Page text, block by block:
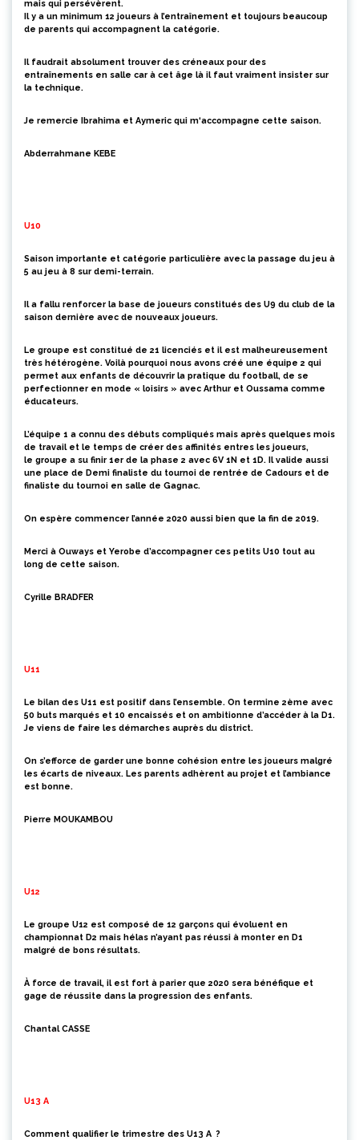
mais qui persévèrent.
Il y a un minimum 12 joueurs à l’entraînement et toujours beaucoup
de parents qui accompagnent la catégorie.
Il faudrait absolument trouver des créneaux pour des
entraînements en salle car à cet âge là il faut vraiment insister sur
la technique.
Je remercie Ibrahima et Aymeric qui m‘accompagne cette saison.
Abderrahmane KEBE
U10
Saison importante et catégorie particulière avec la passage du jeu à
5 au jeu à 8 sur demi-terrain.
Il a fallu renforcer la base de joueurs constitués des U9 du club de la
saison dernière avec de nouveaux joueurs.
Le groupe est constitué de 21 licenciés et il est malheureusement
très hétérogène. Voilà pourquoi nous avons créé une équipe 2 qui
permet aux enfants de découvrir la pratique du football, de se
perfectionner en mode « loisirs » avec Arthur et Oussama comme
éducateurs.
L’équipe 1 a connu des débuts compliqués mais après quelques mois
de travail et le temps de créer des affinités entres les joueurs,
le groupe a su finir 1er de la phase 2 avec 6V 1N et 1D. Il valide aussi
une place de Demi finaliste du tournoi de rentrée de Cadours et de
finaliste du tournoi en salle de Gagnac.
On espère commencer l’année 2020 aussi bien que la fin de 2019.
Merci à Ouways et Yerobe d’accompagner ces petits U10 tout au
long de cette saison.
Cyrille BRADFER
U11
Le bilan des U11 est positif dans l’ensemble. On termine 2ème avec
50 buts marqués et 10 encaissés et on ambitionne d’accéder à la D1.
Je viens de faire les démarches auprès du district.
On s’efforce de garder une bonne cohésion entre les joueurs malgré
les écarts de niveaux. Les parents adhèrent au projet et l’ambiance
est bonne.
Pierre MOUKAMBOU
U12
Le groupe U12 est composé de 12 garçons qui évoluent en
championnat D2 mais hélas n’ayant pas réussi à monter en D1
malgré de bons résultats.
À force de travail, il est fort à parier que 2020 sera bénéfique et
gage de réussite dans la progression des enfants.
Chantal CASSE
U13 A
Comment qualifier le trimestre des U13 A ?